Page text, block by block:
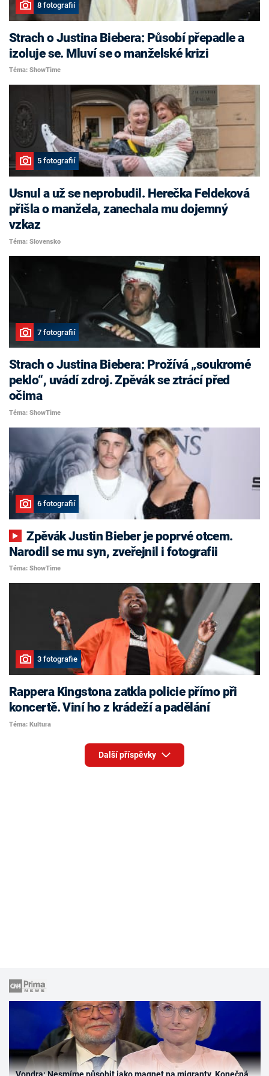
8 fotografií
Strach o Justina Biebera: Působí přepadle a
izoluje se. Mluví se o manželské krizi
Téma: ShowTime
5 fotografií
Usnul a už se neprobudil. Herečka Feldeková
přišla o manžela, zanechala mu dojemný
vzkaz
Téma: Slovensko
7 fotografií
Strach o Justina Biebera: Prožívá „soukromé
peklo“, uvádí zdroj. Zpěvák se ztrácí před
očima
Téma: ShowTime
6 fotografií
Zpěvák Justin Bieber je poprvé otcem.
Narodil se mu syn, zveřejnil i fotografii
Téma: ShowTime
3 fotografie
Rappera Kingstona zatkla policie přímo při
koncertě. Viní ho z krádeží a padělání
Téma: Kultura
Další příspěvky